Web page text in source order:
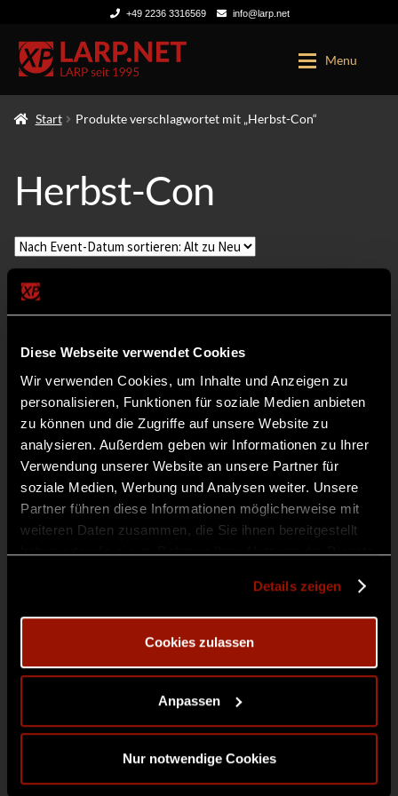
Diese Webseite verwendet Cookies
Wir verwenden Cookies, um Inhalte und Anzeigen zu
personalisieren, Funktionen für soziale Medien anbieten
zu können und die Zugriffe auf unsere Website zu
analysieren. Außerdem geben wir Informationen zu Ihrer
Verwendung unserer Website an unsere Partner für
soziale Medien, Werbung und Analysen weiter. Unsere
Partner führen diese Informationen möglicherweise mit
weiteren Daten zusammen, die Sie ihnen bereitgestellt
haben oder die sie im Rahmen Ihrer Nutzung der Dienste
Details zeigen
Cookies zulassen
Anpassen
Nur notwendige Cookies
+49 2236 3316569 info@larp.net
Zur
Navigation
springen
Zum
Inhalt
springen
Menu
LARP TICKETS
Start Produkte verschlagwortet mit „Herbst-Con“
Herbst-Con
4. September 2026 - 6. September 2026
04.09. – 06.09.2026 | INTOTHEWOODS: Nightwoods
105,00–€399,00
€399,00
Dieses
Produkt
weist